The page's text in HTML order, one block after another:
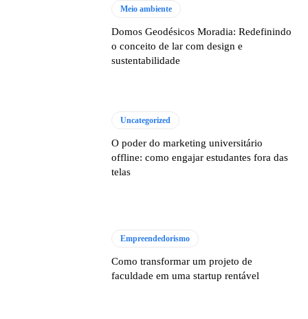
Meio ambiente
Domos Geodésicos Moradia: Redefinindo
o conceito de lar com design e
sustentabilidade
Uncategorized
O poder do marketing universitário
offline: como engajar estudantes fora das
telas
Empreendedorismo
Como transformar um projeto de
faculdade em uma startup rentável